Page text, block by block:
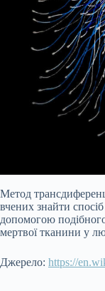
Метод
вчених знайти
допомогою
мертвої тканини у
Джерело: https://